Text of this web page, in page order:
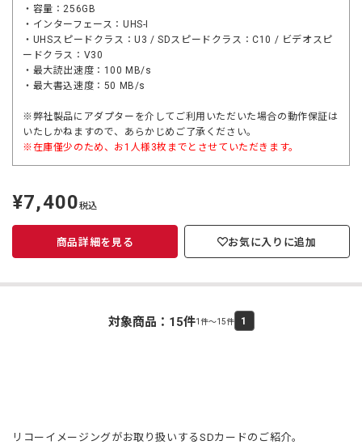
・容量：256GB
・インターフェース：UHS-I
・UHSスピードクラス：U3 / SDスピードクラス：C10 / ビデオスピ
ードクラス：V30
・最大読出速度：100 MB/s
・最大書込速度：50 MB/s
※弊社製品にアダプターを介してご利用いただいた場合の動作保証は
いたしかねますので、あらかじめご了承ください。
※在庫僅少のため、お1人様3枚までとさせていただきます。
定
価
¥7,400税込
商品詳細を見る お気に入りに追加
対象商品： 15件1件～15件 1
リコーイメージングがお取り扱いするSDカードのご紹介。